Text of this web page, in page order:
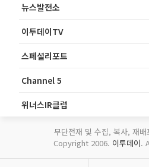
뉴스발전소
이투데이TV
스페셜리포트
Channel 5
위너스IR클럽
무단전재 및 수집, 복사, 재
Copyright 2006. 이투데이.